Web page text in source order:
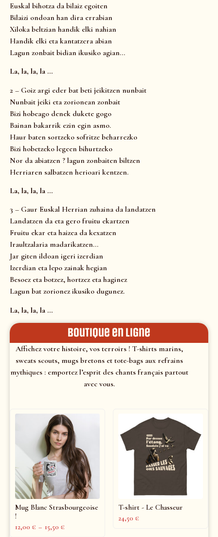
Euskal bihotza da bilaiz egoiten
Bilaizi ondoan han dira errabian
Xiloka beltzian handik elki nahian
Handik elki eta kantatzera abian
Lagun zonbait bidian ikusiko agian…
La, la, la, la …
2 – Goiz argi eder bat beti jeikitzen nunbait
Nunbait jeiki eta zorionean zonbait
Bizi hobeago denek dukete gogo
Bainan bakarrik ezin egin asmo.
Haur baten sortzeko sofritze beharrezko
Bizi hobetzeko legeen bihurtzeko
Nor da abiatzen ? lagun zonbaiten biltzen
Herriaren salbatzen herioari kentzen.
La, la, la, la …
3 – Gaur Euskal Herrian zuhaina da landatzen
Landatzen da eta gero fruitu ekartzen
Fruitu ekar eta haizea da kexatzen
Iraultzalaria madarikatzen…
Jar giten ildoan igeri izerdian
Izerdian eta lepo zainak hegian
Besoez eta botzez, hortzez eta haginez
Lagun bat zorionez ikusiko dugunez.
La, la, la, la …
Boutique en ligne
Affichez votre histoire, vos terroirs ! T-shirts marins,
sweats scouts, mugs bretons et tote-bags aux refrains
mythiques : emportez l’esprit des chants français partout
avec vous.
Mug Blanc Strasbourgeoise
!
12,00 € – 15,50 €
T-shirt - Le Chasseur
24,50 €